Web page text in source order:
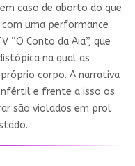
caso de aborto do que
uma performance
“O Conto da Aia”, que
na qual as
corpo. A narrativa
e frente a isso os
são violados em prol